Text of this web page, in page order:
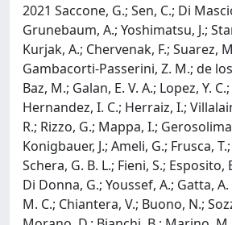
2021 Saccone, G.; Sen, C.; Di
Grunebaum, A.; Yoshimatsu, J.;
Kurjak, A.; Chervenak, F.; Suarez,
Gambacorti-Passerini, Z. M.; de
Baz, M.; Galan, E. V. A.; Lopez, Y. C.;
Hernandez, I. C.; Herraiz, I.;
R.; Rizzo, G.; Mappa, I.;
Konigbauer, J.; Ameli, G.; Frusca,
Schera, G. B. L.; Fieni, S.; Esposito,
Di Donna, G.; Youssef, A.; Gatta,
M. C.; Chiantera, V.; Buono, N.;